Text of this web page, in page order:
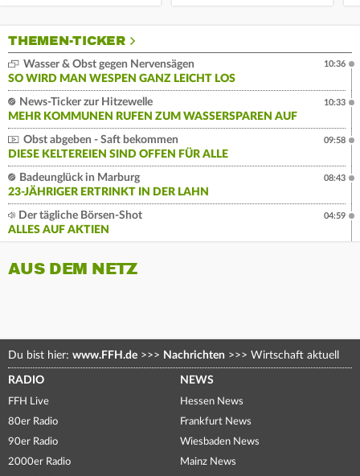
THEMEN-TICKER
Wasser & Obst gegen Nervensägen
SO WIRD MAN WESPEN GANZ LEICHT LOS
10:36
News-Ticker zur Hitzewelle
MEHR KOMMUNEN RUFEN ZUM WASSERSPAREN AUF
10:33
Obst abgeben - Saft bekommen
DIESE KELTEREIEN SIND OFFEN FÜR ALLE
09:58
Badeunglück in Marburg
23-JÄHRIGER ERTRINKT IN DER LAHN
08:43
Der tägliche Börsen-Shot
ALLES AUF AKTIEN
04:59
AUS DEM NETZ
Du bist hier: www.FFH.de >>> Nachrichten >>> Wirtschaft aktuell
RADIO
FFH Live
80er Radio
90er Radio
2000er Radio
NEWS
Hessen News
Frankfurt News
Wiesbaden News
Mainz News